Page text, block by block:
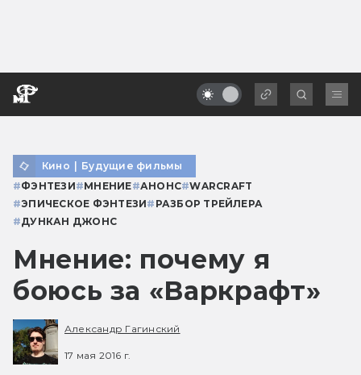
Кино | Будущие фильмы
#ФЭНТЕЗИ#МНЕНИЕ#АНОНС#WARCRAFT
#ЭПИЧЕСКОЕ ФЭНТЕЗИ# РАЗБОР ТРЕЙЛЕРА
#ДУНКАН ДЖОНС
Мнение: почему я
боюсь за «Варкрафт»
Александр Гагинский
17 мая 2016 г.